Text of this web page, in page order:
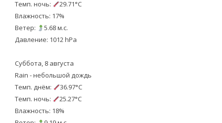
Темп. ночь:
29.71°C
Влажность: 17%
Ветер:
5.68 м.с.
Давление: 1012 hPa
Суббота, 8 августа
Rain - небольшой дождь
Темп. днём:
36.97°C
Темп. ночь:
25.27°C
Влажность: 18%